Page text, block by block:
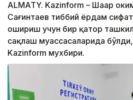
ALMATY. Kazinform – Шаҳар
Сағинтаев тиббий ёрдам
ошириш учун бир қатор ташкил
сақлаш муассасаларида
Kazinform мухбири.